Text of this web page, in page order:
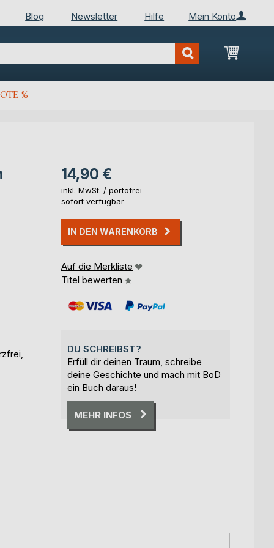
Mein Konto
Blog Newsletter Hilfe
Mein
%
14,90 €
inkl. MwSt. / portofrei
sofort verfügbar
IN DEN WARENKORB
Auf die Merkliste
Titel bewerten
DU SCHREIBST?
Erfüll dir deinen Traum, schreibe
deine Geschichte und mach mit BoD
ein Buch daraus!
MEHR INFOS